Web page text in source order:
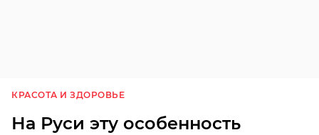
КРАСОТА И ЗДОРОВЬЕ
На Руси эту особенность